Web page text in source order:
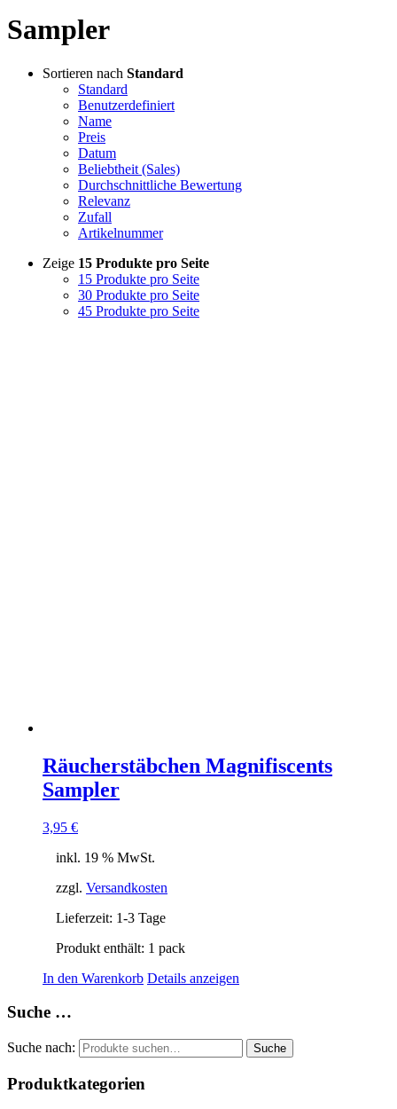
Sampler
Sortieren nach Standard
Standard
Benutzerdefiniert
Name
Preis
Datum
Beliebtheit (Sales)
Durchschnittliche Bewertung
Relevanz
Zufall
Artikelnummer
Zeige 15 Produkte pro Seite
15 Produkte pro Seite
30 Produkte pro Seite
45 Produkte pro Seite
Räucherstäbchen Magnifiscents
Sampler
3,95 €
inkl. 19 % MwSt.
zzgl. Versandkosten
Lieferzeit: 1-3 Tage
Produkt enthält: 1 pack
In den Warenkorb Details anzeigen
Suche …
Suche nach: Suche
Produktkategorien